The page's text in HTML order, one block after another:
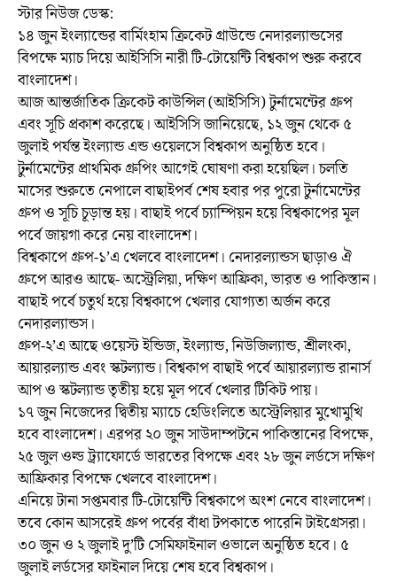
স্টার নিউজ ডেস্ক:
১৪ জুন ইংল্যান্ডের বার্মিংহাম ক্রিকেট গ্রাউন্ডে নেদারল্যান্ডসের
বিপক্ষে ম্যাচ দিয়ে আইসিসি নারী টি-টোয়েন্টি বিশ্বকাপ শুরু করবে
বাংলাদেশ।
আজ আন্তর্জাতিক ক্রিকেট কাউন্সিল (আইসিসি) টুর্নামেন্টের গ্রুপ
এবং সূচি প্রকাশ করেছে। আইসিসি জানিয়েছে, ১২ জুন থেকে ৫
জুলাই পর্যন্ত ইংল্যান্ড এন্ড ওয়েলসে বিশ্বকাপ অনুষ্ঠিত হবে।
টুর্নামেন্টের প্রাথমিক গ্রুপিং আগেই ঘোষণা করা হয়েছিল। চলতি
মাসের শুরুতে নেপালে বাছাইপর্ব শেষ হবার পর পুরো টুর্নামেন্টের
গ্রুপ ও সূচি চূড়ান্ত হয়। বাছাই পর্বে চ্যাম্পিয়ন হয়ে বিশ্বকাপের মূল
পর্বে জায়গা করে নেয় বাংলাদেশ।
বিশ্বকাপে গ্রুপ-১’এ খেলবে বাংলাদেশ। নেদারল্যান্ডস ছাড়াও ঐ
গ্রুপে আরও আছে- অস্ট্রেলিয়া, দক্ষিণ আফ্রিকা, ভারত ও পাকিস্তান।
বাছাই পর্বে চতুর্থ হয়ে বিশ্বকাপে খেলার যোগ্যতা অর্জন করে
নেদারল্যান্ডস।
গ্রুপ-২’এ আছে ওয়েস্ট ইন্ডিজ, ইংল্যান্ড, নিউজিল্যান্ড, শ্রীলংকা,
আয়ারল্যান্ড এবং স্কটল্যান্ড। বিশ্বকাপ বাছাই পর্বে আয়ারল্যান্ড রানার্স
আপ ও স্কটল্যান্ড তৃতীয় হয়ে মূল পর্বে খেলার টিকিট পায়।
১৭ জুন নিজেদের দ্বিতীয় ম্যাচে হেডিংলিতে অস্ট্রেলিয়ার মুখোমুখি
হবে বাংলাদেশ। এরপর ২০ জুন সাউদাম্পটনে পাকিস্তানের বিপক্ষে,
২৫ জুল ওল্ড ট্র্যাফোর্ডে ভারতের বিপক্ষে এবং ২৮ জুন লর্ডসে দক্ষিণ
আফ্রিকার বিপক্ষে খেলবে বাংলাদেশ।
এনিয়ে টানা সপ্তমবার টি-টোয়েন্টি বিশ্বকাপে অংশ নেবে বাংলাদেশ।
তবে কোন আসরেই গ্রুপ পর্বের বাঁধা টপকাতে পারেনি টাইগ্রেসরা।
৩০ জুন ও ২ জুলাই দু’টি সেমিফাইনাল ওভালে অনুষ্ঠিত হবে। ৫
জুলাই লর্ডসের ফাইনাল দিয়ে শেষ হবে বিশ্বকাপ।